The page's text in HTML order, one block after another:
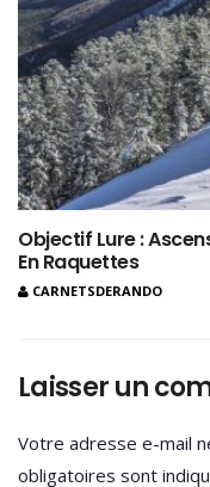
Objectif Lure :
En Raquettes
CARNETSDERANDO
Laisser un
Votre adresse e-mail
obligatoires sont